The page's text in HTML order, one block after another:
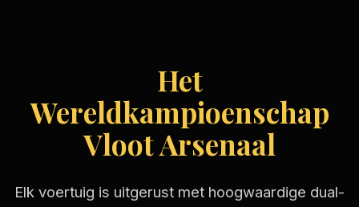
Het
Wereldkampioenschap
Vloot Arsenaal
Elk voertuig is uitgerust met hoogwaardige dual-